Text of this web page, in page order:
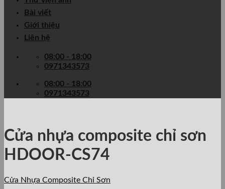
Bài viết
Giới thiệu
Liên hệ
08:00 - 18:00
0971343573
08:00 - 18:00
0971343573
Cửa nhựa composite chỉ sơn
HDOOR-CS74
Cửa Nhựa Composite Chỉ Sơn